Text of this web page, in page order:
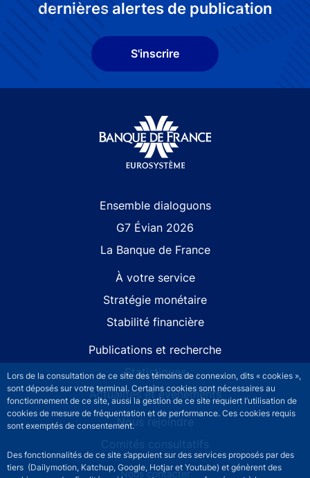
Lors de la consultation de ce site des témoins de connexion, dits « cookies »,
sont déposés sur votre terminal. Certains cookies sont nécessaires au
fonctionnement de ce site, aussi la gestion de ce site requiert l’utilisation de
cookies de mesure de fréquentation et de performance. Ces cookies requis
sont exemptés de consentement.
Des fonctionnalités de ce site s’appuient sur des services proposés par des
tiers (Dailymotion, Katchup, Google, Hotjar et Youtube) et génèrent des
dernières alertes de publication
S'inscrire
Ensemble dialoguons
G7 Évian 2026
La Banque de France
À votre service
Stratégie monétaire
Stabilité financière
Publications et recherche
Statistiques
Actualités et événements
Nous rejoindre
Comités consultatifs
Footer secondary menuNous contacter